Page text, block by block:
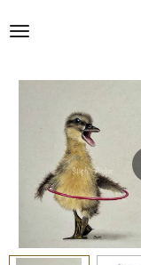
direct
de
hoofdinhoud